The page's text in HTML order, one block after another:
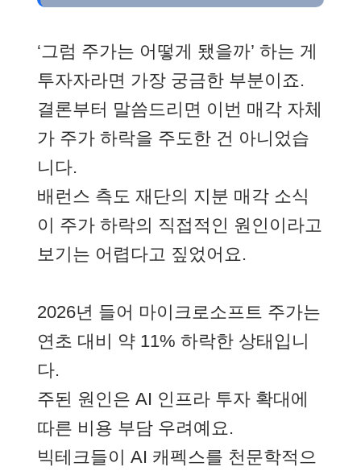
‘그럼 주가는 어떻게 됐을까’ 하는 게
투자자라면 가장 궁금한 부분이죠.
결론부터 말씀드리면 이번 매각 자체
가 주가 하락을 주도한 건 아니었습
니다.
배런스 측도 재단의 지분 매각 소식
이 주가 하락의 직접적인 원인이라고
보기는 어렵다고 짚었어요.
2026년 들어 마이크로소프트 주가는
연초 대비 약 11% 하락한 상태입니
다.
주된 원인은 AI 인프라 투자 확대에
따른 비용 부담 우려예요.
빅테크들이 AI 캐펙스를 천문학적으